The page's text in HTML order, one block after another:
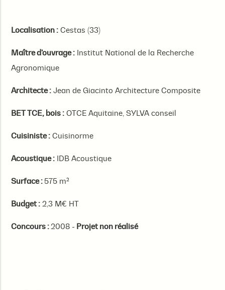
Localisation : Cestas (33)
Maître d'ouvrage : Institut National de la Recherche
Agronomique
Architecte : Jean de Giacinto Architecture Composite
BET TCE, bois : OTCE Aquitaine, SYLVA conseil
Cuisiniste : Cuisinorme
Acoustique : IDB Acoustique
Surface :575 m²
Budget : 2,3 M€ HT
Concours :2008 - Projet non réalisé